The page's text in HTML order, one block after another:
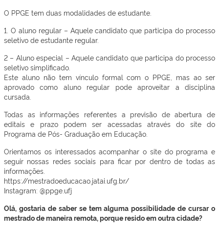
O PPGE tem duas modalidades de estudante.
1. O aluno regular – Aquele candidato que participa do processo
seletivo de estudante regular.
2 – Aluno especial – Aquele candidato que participa do processo
seletivo simplificado.
Este aluno não tem vínculo formal com o PPGE, mas ao ser
aprovado como aluno regular pode aproveitar a disciplina
cursada.
Todas as informações referentes a previsão de abertura de
editais e prazo podem ser acessadas através do site do
Programa de Pós- Graduação em Educação.
Orientamos os interessados acompanhar o site do programa e
seguir nossas redes sociais para ficar por dentro de todas as
informações.
https://mestradoeducacao.jatai.ufg.br/
Instagram: @ppge.ufj
Olá, gostaria de saber se tem alguma possibilidade de cursar o
mestrado de maneira remota, porque resido em outra cidade?